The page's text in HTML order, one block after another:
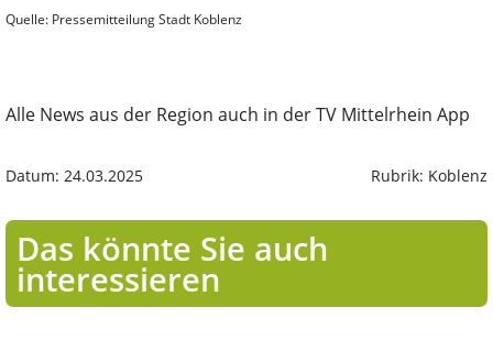
Quelle: Pressemitteilung Stadt Koblenz
Alle News aus der Region auch in der TV Mittelrhein App
Datum: 24.03.2025 Rubrik: Koblenz
Das könnte Sie auch
interessieren